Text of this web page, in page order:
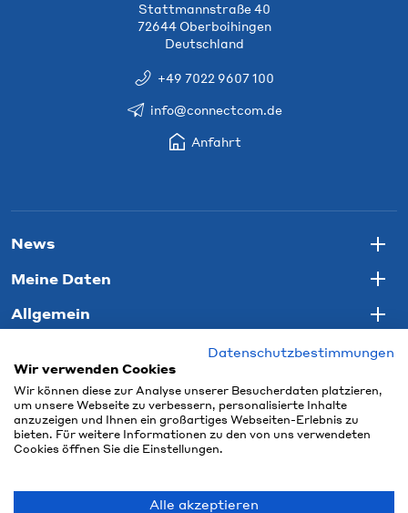
Stattmannstraße 40
72644 Oberboihingen
Deutschland
+49 7022 9607 100
info@connectcom.de
Anfahrt
News
Meine Daten
Allgemein
Datenschutzbestimmungen
Wir verwenden Cookies
Wir können diese zur Analyse unserer Besucherdaten platzieren,
um unsere Webseite zu verbessern, personalisierte Inhalte
anzuzeigen und Ihnen ein großartiges Webseiten-Erlebnis zu
bieten. Für weitere Informationen zu den von uns verwendeten
Cookies öffnen Sie die Einstellungen.
Alle akzeptieren